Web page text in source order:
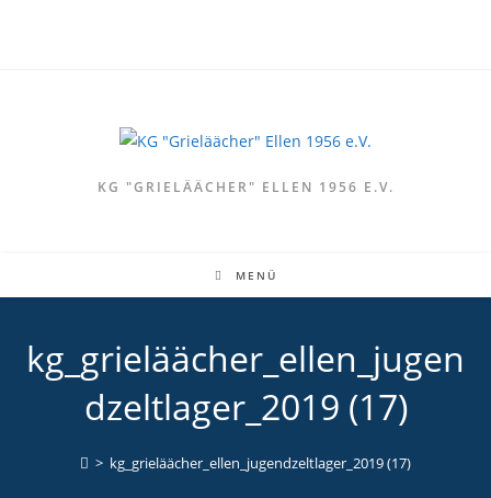
KG "GRIELÄÄCHER" ELLEN 1956 E.V.
MENÜ
kg_grieläächer_ellen_jugen
dzeltlager_2019 (17)
> kg_grieläächer_ellen_jugendzeltlager_2019 (17)